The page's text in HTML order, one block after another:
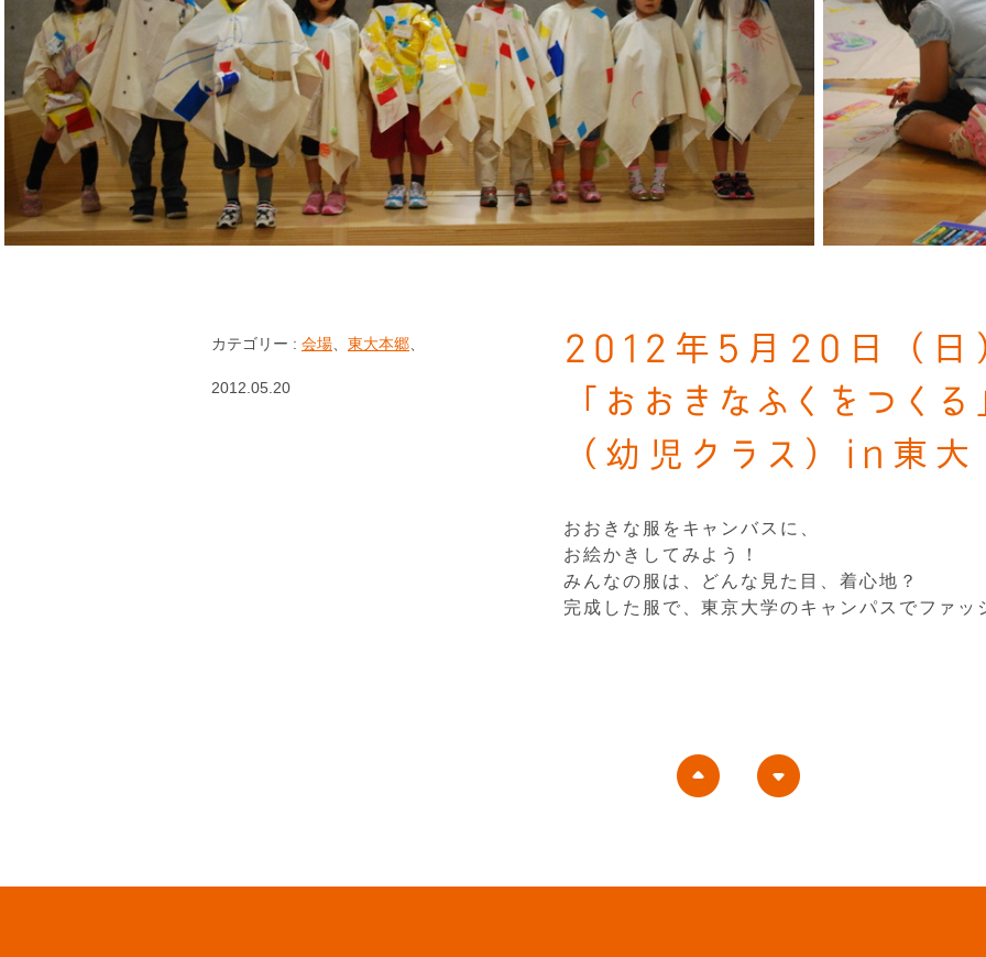
2012年5月20日（日
「おおきなふくをつく
（幼児クラス）in東大
おおきな服をキャンバスに、
お絵かきしてみよう！
みんなの服は、どんな見た目、着心地？
完成した服で、東京大学のキャンパスでファッ
カテゴリー : 会場 東大本郷
2012.05.20